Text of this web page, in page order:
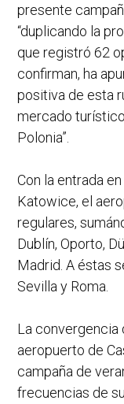
presente
“duplicando la
que registró 62
confirman, ha
positiva de esta
mercado
Polonia”.
Con la entrada
Katowice, el
regulares,
Dublín, Oporto,
Madrid. A éstas
Sevilla y Roma.
La convergencia
aeropuerto de
campaña de
frecuencias de